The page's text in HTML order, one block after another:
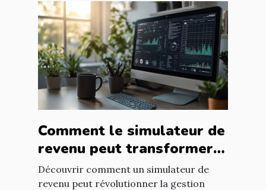
Comment le simulateur de
revenu peut transformer
la carrière d'un freelance
Découvrir comment un simulateur de
revenu peut révolutionner la gestion